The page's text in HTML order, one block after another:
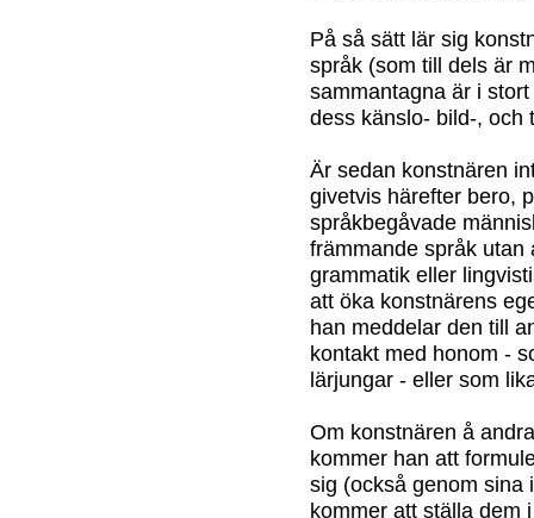
På så sätt lär sig
språk (som till dels är
sammantagna är i
dess känslo- bild-, och
Är sedan konstnären
givetvis härefter bero,
språkbegåvade
främmande språk utan
grammatik eller
att öka konstnärens
han meddelar den till
kontakt med honom -
lärjungar - eller som
Om konstnären å
kommer han att
sig (också genom sina
kommer att ställa dem